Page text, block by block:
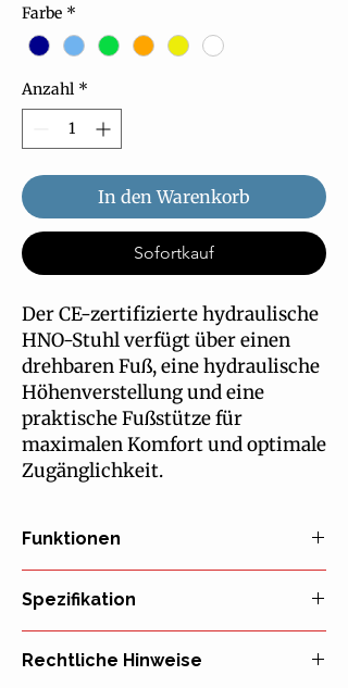
Farbe *
Anzahl *
In den Warenkorb
Sofortkauf
Der CE-zertifizierte hydraulische
HNO-Stuhl verfügt über einen
drehbaren Fuß, eine hydraulische
Höhenverstellung und eine
praktische Fußstütze für
maximalen Komfort und optimale
Zugänglichkeit.
Funktionen
medizinische Lösungen im
Gesundheitswesen einsetzt, präsentiert
stolz den hydraulischen HNO-Stuhl.
Dieser hochmoderne Stuhl verfügt über
Spezifikation
Tiefe: 50 cm
Rechtliche Hinweise